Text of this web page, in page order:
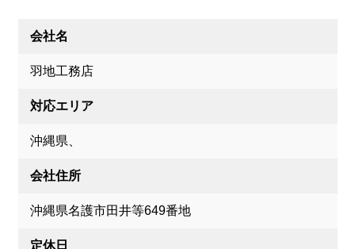
会社名
羽地工務店
対応エリア
沖縄県、
会社住所
沖縄県名護市田井等649番地
定休日